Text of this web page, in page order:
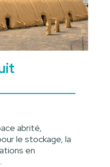
abrité,
le stockage, la
en